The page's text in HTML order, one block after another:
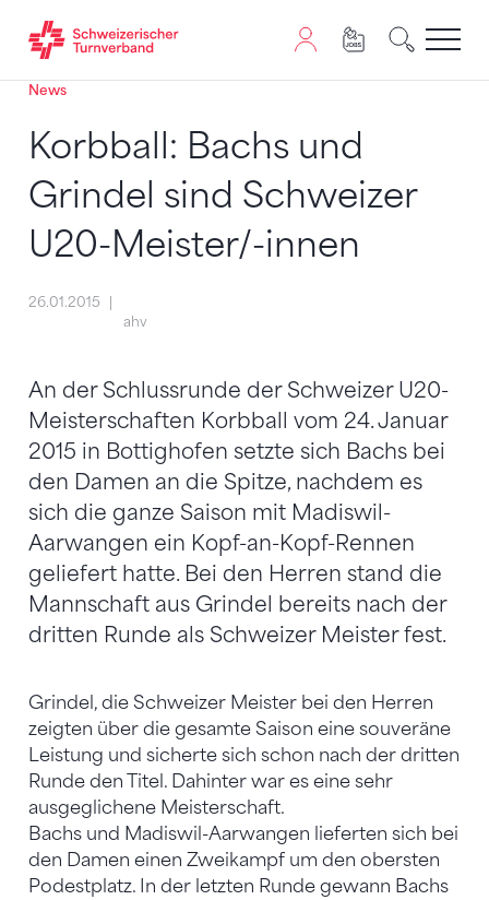
Zum Inhalt springen
Zur Sitemap navigieren
Zum Navigieren dieser Seite wird JavaScript benötigt.
News
Korbball: Bachs und
Grindel sind Schweizer
U20-Meister/-innen
26.01.2015
ahv
An der Schlussrunde der Schweizer U20-
Meisterschaften Korbball vom 24. Januar
2015 in Bottighofen setzte sich Bachs bei
den Damen an die Spitze, nachdem es
sich die ganze Saison mit Madiswil-
Aarwangen ein Kopf-an-Kopf-Rennen
geliefert hatte. Bei den Herren stand die
Mannschaft aus Grindel bereits nach der
dritten Runde als Schweizer Meister fest.
Grindel, die Schweizer Meister bei den Herren
zeigten über die gesamte Saison eine souveräne
Leistung und sicherte sich schon nach der dritten
Runde den Titel. Dahinter war es eine sehr
ausgeglichene Meisterschaft.
Bachs und Madiswil-Aarwangen lieferten sich bei
den Damen einen Zweikampf um den obersten
Podestplatz. In der letzten Runde gewann Bachs